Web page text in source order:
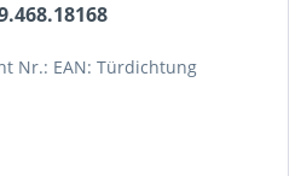
Nr.: EAN: Türdichtung